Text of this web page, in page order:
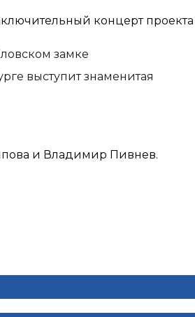
концерт проекта
замке
выступит знаменитая
и Владимир Пивнев.